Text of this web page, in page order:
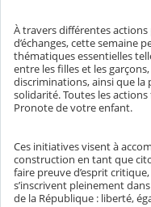
À travers différentes
d’échanges, cette semaine
thématiques essentielles
entre les filles et les
discriminations, ainsi que
solidarité. Toutes les
Pronote de votre enfant.
Ces initiatives visent à
construction en tant que
faire preuve d’esprit
s’inscrivent pleinement dans
de la République : liberté,